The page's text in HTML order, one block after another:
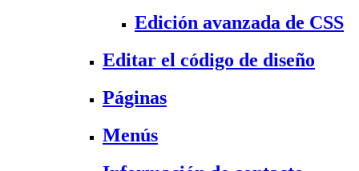
Edición avanzada de CSS
Editar el código de diseño
Páginas
Menús